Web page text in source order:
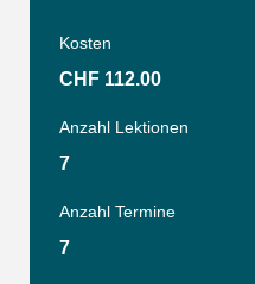
Kosten
CHF 112.00
Anzahl Lektionen
7
Anzahl Termine
7